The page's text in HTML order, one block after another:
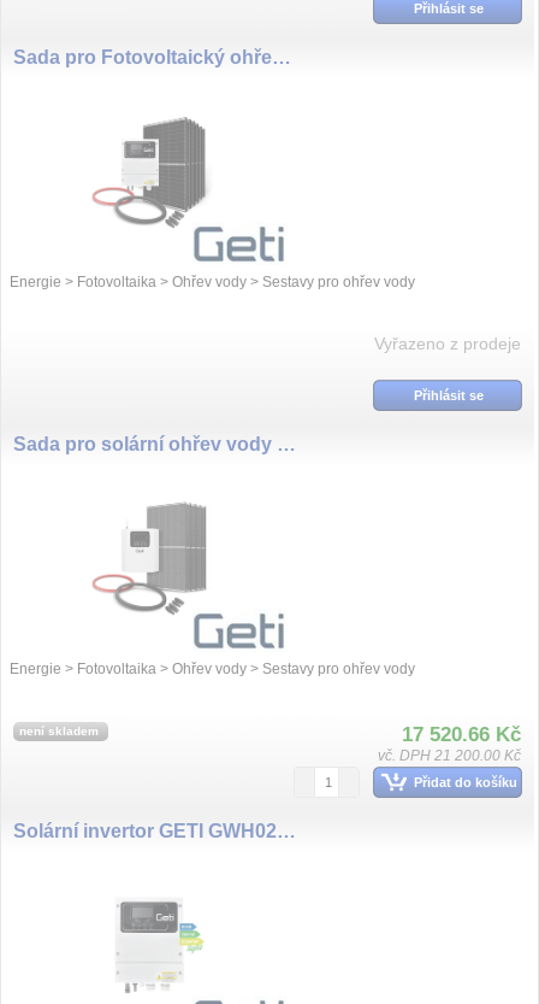
Přihlásit se
Sada pro Fotovoltaický ohřev vody GETI GWH02D 2490W 6x PV Ja Solar
Energie > Fotovoltaika > Ohřev vody > Sestavy pro ohřev vody
Vyřazeno z prodeje
Přihlásit se
Sada pro solární ohřev vody GETI GWH03W 2225Wp 5x PV TRINA
Energie > Fotovoltaika > Ohřev vody > Sestavy pro ohřev vody
není skladem 17 520.66 Kč
vč. DPH 21 200.00 Kč
Přidat do košíku
Solární invertor GETI GWH02D 4000W MPPT pro PV ohřev vody